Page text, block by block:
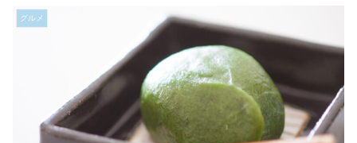
グルメ